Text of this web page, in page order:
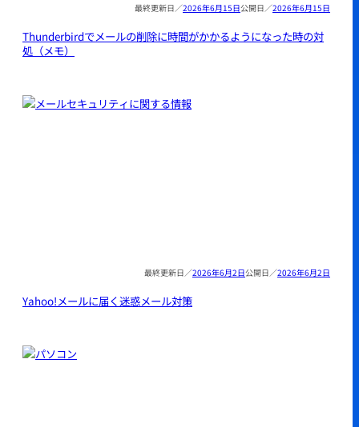
2026年6月15日 2026年6月15日
Thunderbirdでメールの削除に時間がかかるようになった時の対
処（メモ）
2026年6月2日 2026年6月2日
Yahoo!メールに届く迷惑メール対策